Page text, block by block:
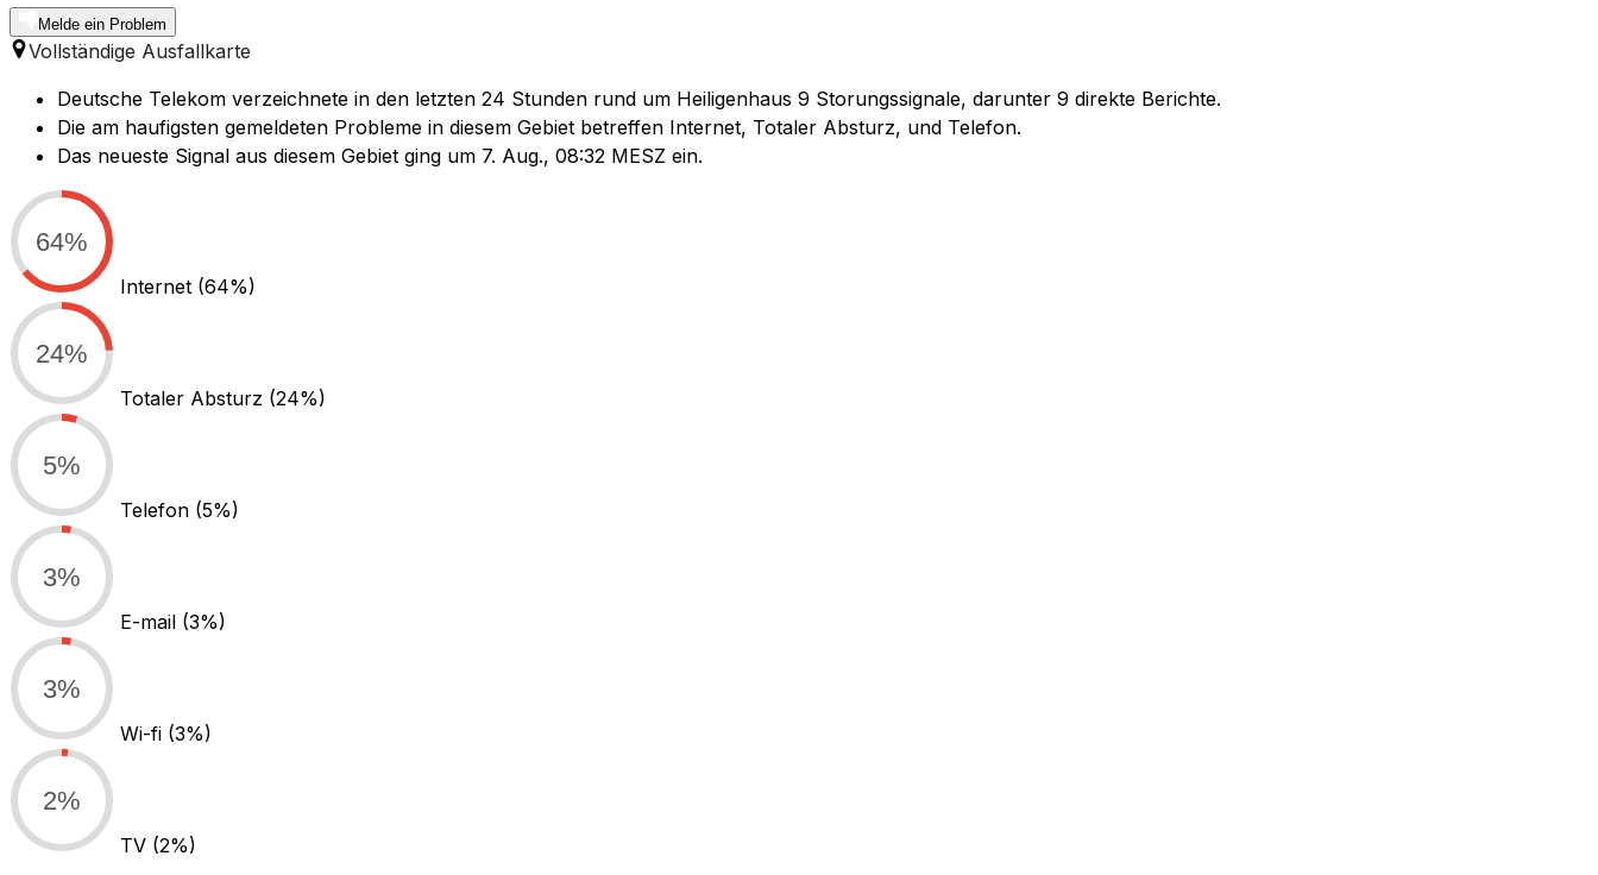
Melde ein Problem
Vollständige Ausfallkarte
Deutsche Telekom verzeichnete in den letzten 24 Stunden rund um Heiligenhaus 9 Storungssignale, darunter 9 direkte Berichte.
Die am haufigsten gemeldeten Probleme in diesem Gebiet betreffen Internet, Totaler Absturz, und Telefon.
Das neueste Signal aus diesem Gebiet ging um 7. Aug., 08:32 MESZ ein.
64%
Internet (64%)
24%
Totaler Absturz (24%)
5%
Telefon (5%)
3%
E-mail (3%)
3%
Wi-fi (3%)
2%
TV (2%)